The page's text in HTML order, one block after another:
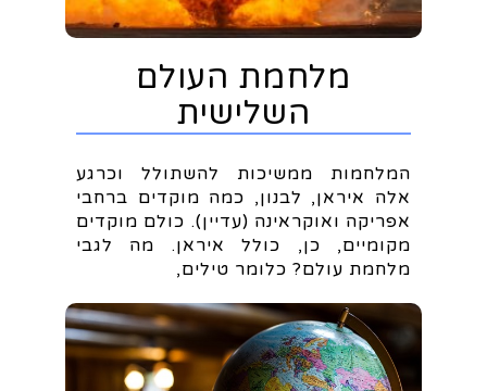
מלחמת העולם
השלישית
המלחמות ממשיכות להשתולל וכרגע
אלה איראן, לבנון, כמה מוקדים ברחבי
אפריקה ואוקראינה (עדיין). כולם מוקדים
מקומיים, כן, כולל איראן. מה לגבי
מלחמת עולם? כלומר טילים,